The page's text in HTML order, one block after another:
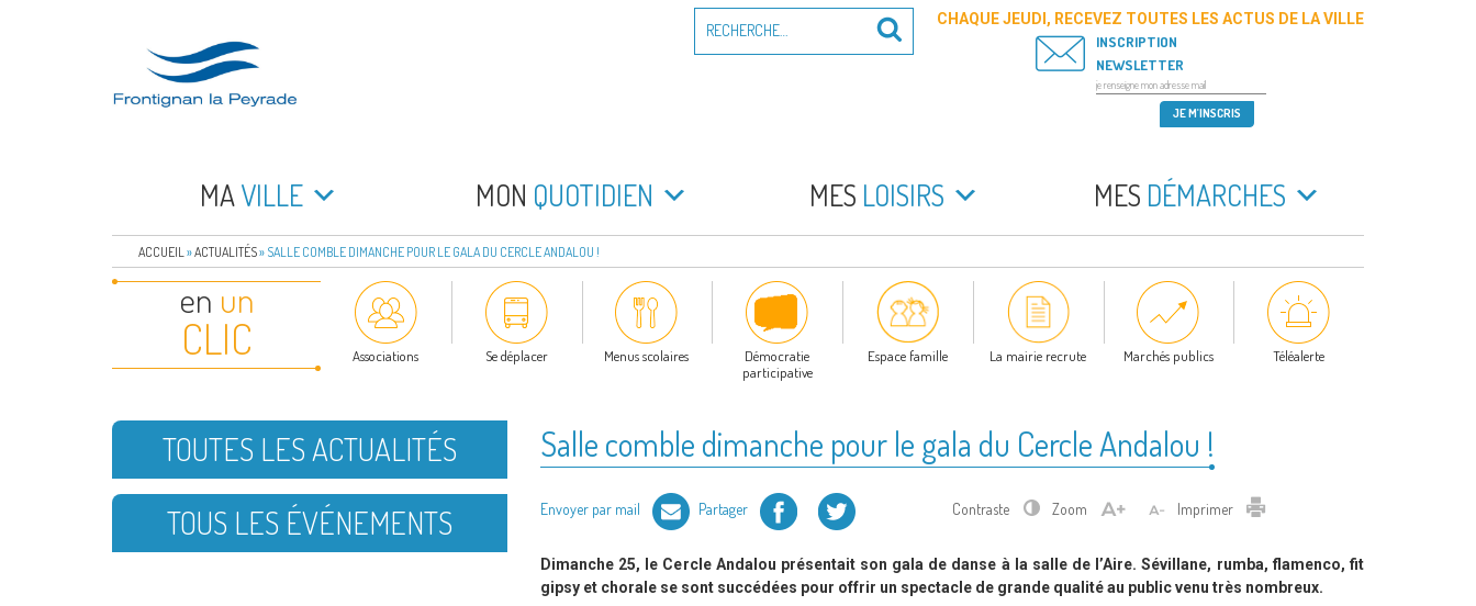
FRONTIGNAN LA PEYRADE
pour
Recherche
CHAQUE JEUDI, RECEVEZ TOUTES LES ACTUS DE LA VILLE
INSCRIPTION
NEWSLETTER
MAVILLE MON QUOTIDIEN MES LOISIRS MES DÉMARCHES
ACCUEIL »ACTUALITÉS» SALLE COMBLE DIMANCHE POUR LE GALA DU CERCLE ANDALOU !
en un
CLIC Associations Se déplacer Menus scolaires
Démocratie
participative
Espace famille La mairie recrute Marchés publics Téléalerte
Salle comble dimanche pour le gala du Cercle Andalou !
Envoyer par mail Partager Facebook Twitter Contraste Zoom Imprimer Imprimer
Dimanche 25, le Cercle Andalou présentait son gala de danse à la salle de l’Aire. Sévillane, rumba, flamenco, fit
gipsy et chorale se sont succédées pour offrir un spectacle de grande qualité au public venu très nombreux.
TOUTES LES ACTUALITÉS
TOUS LES ÉVÉNEMENTS